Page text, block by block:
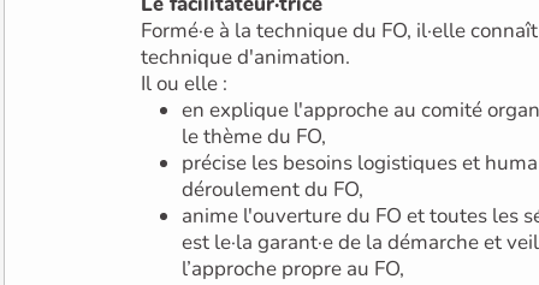
Formé·e à la technique du FO, il·elle
technique d'animation.
Il ou elle :
en explique l'approche au comité organisateur et définit avec lui
le thème du FO,
précise les besoins logistiques et
déroulement du FO,
anime l'ouverture du FO et toutes les
est le·la garant·e de la démarche et
l’approche propre au FO,